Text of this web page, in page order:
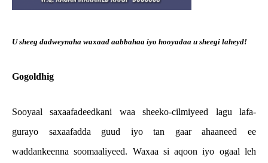
U sheeg dadweynaha waxaad aabbahaa iyo hooyadaa u sheegi laheyd!
Gogoldhig
Sooyaal saxaafadeedkani waa sheeko-cilmiyeed lagu lafa-
gurayo saxaafadda guud iyo tan gaar ahaaneed ee
waddankeenna soomaaliyeed. Waxaa si aqoon iyo ogaal leh